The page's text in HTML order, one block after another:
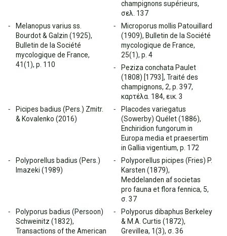
champignons supérieurs,
σελ. 137
Melanopus varius ss.
Bourdot & Galzin (1925),
Bulletin de la Société
mycologique de France,
41(1), p. 110
Microporus mollis Patouillard
(1909), Bulletin de la Société
mycologique de France,
25(1), p. 4
Peziza conchata Paulet
(1808) [1793], Traité des
champignons, 2, p. 397,
καρτέλα. 184, εικ. 3
Picipes badius (Pers.) Zmitr.
& Kovalenko (2016)
Placodes variegatus
(Sowerby) Quélet (1886),
Enchiridion fungorum in
Europa media et praesertim
in Gallia vigentium, p. 172
Polyporellus badius (Pers.)
Imazeki (1989)
Polyporellus picipes (Fries) P.
Karsten (1879),
Meddelanden af societas
pro fauna et flora fennica, 5,
σ. 37
Polyporus badius (Persoon)
Schweinitz (1832),
Transactions of the American
Polyporus dibaphus Berkeley
& M.A. Curtis (1872),
Grevillea, 1(3), σ. 36